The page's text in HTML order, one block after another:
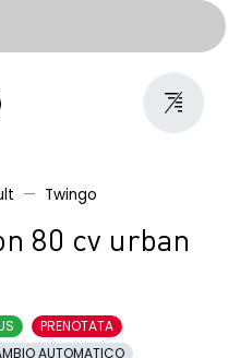
Twingo
80 cv urban
PRENOTATA
AUTOMATICO